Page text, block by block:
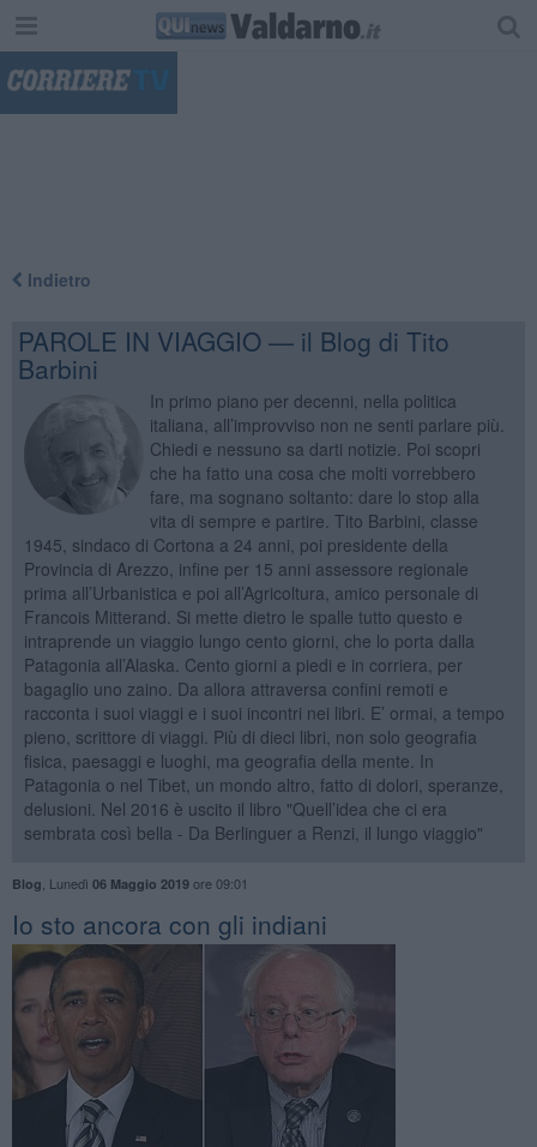
Indietro
PAROLE IN VIAGGIO — il Blog di Tito
Barbini
In primo piano per decenni, nella politica
italiana, all’improvviso non ne senti parlare più.
Chiedi e nessuno sa darti notizie. Poi scopri
che ha fatto una cosa che molti vorrebbero
fare, ma sognano soltanto: dare lo stop alla
vita di sempre e partire. Tito Barbini, classe
1945, sindaco di Cortona a 24 anni, poi presidente della
Provincia di Arezzo, infine per 15 anni assessore regionale
prima all’Urbanistica e poi all’Agricoltura, amico personale di
Francois Mitterand. Si mette dietro le spalle tutto questo e
intraprende un viaggio lungo cento giorni, che lo porta dalla
Patagonia all’Alaska. Cento giorni a piedi e in corriera, per
bagaglio uno zaino. Da allora attraversa confini remoti e
racconta i suoi viaggi e i suoi incontri nei libri. E’ ormai, a tempo
pieno, scrittore di viaggi. Più di dieci libri, non solo geografia
fisica, paesaggi e luoghi, ma geografia della mente. In
Patagonia o nel Tibet, un mondo altro, fatto di dolori, speranze,
delusioni. Nel 2016 è uscito il libro "Quell’idea che ci era
sembrata così bella - Da Berlinguer a Renzi, il lungo viaggio"
Blog Lunedì 06 Maggio 2019ore 09:01
​Io sto ancora con gli indiani